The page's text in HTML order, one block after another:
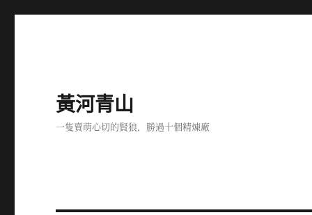
黃河青山
一隻賣萌心切的賢狼，勝過十個精煉廠